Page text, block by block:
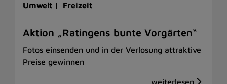
Umwelt | Freizeit
Aktion „Ratingens bunte Vorgärten“
Fotos einsenden und in der Verlosung attraktive
Preise gewinnen